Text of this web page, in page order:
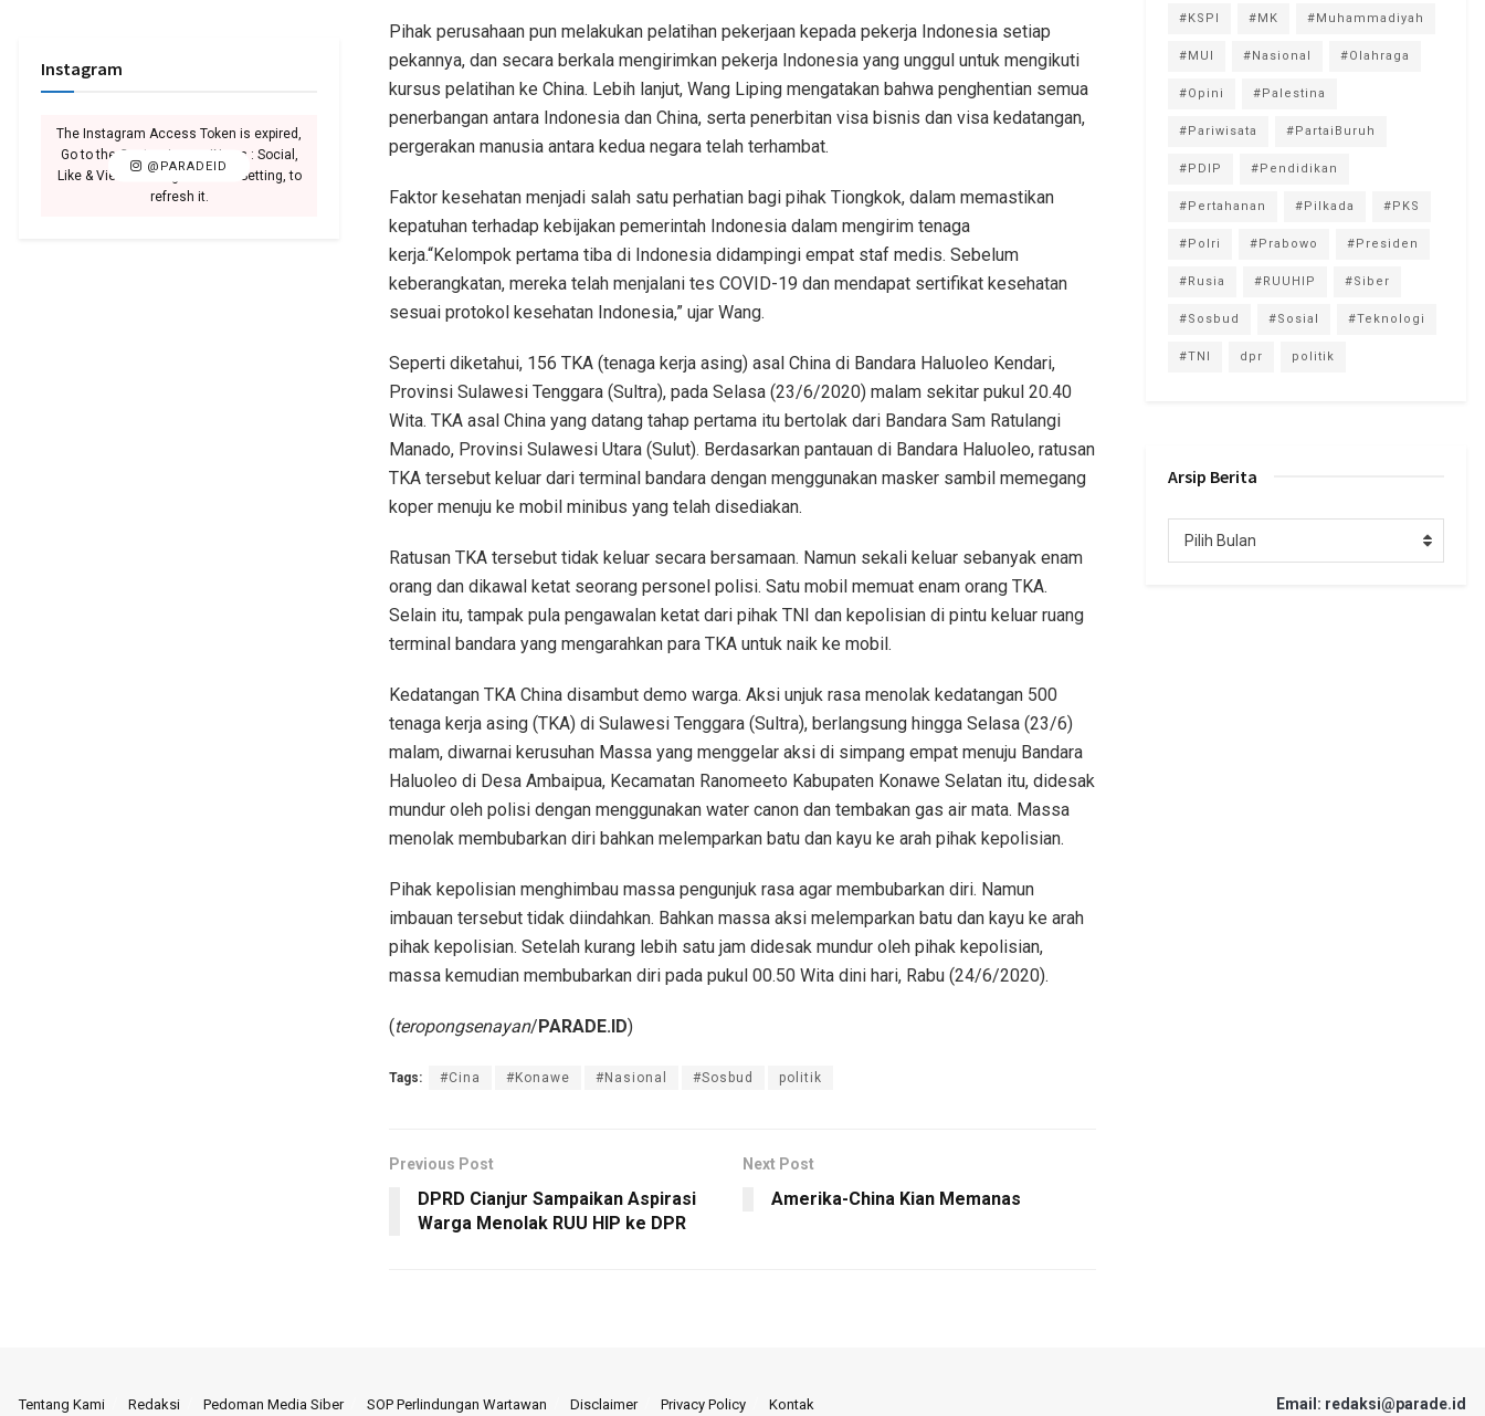
Pihak perusahaan pun melakukan pelatihan pekerjaan kepada pekerja Indonesia setiap
pekannya, dan secara berkala mengirimkan pekerja Indonesia yang unggul untuk mengikuti
kursus pelatihan ke China. Lebih lanjut, Wang Liping mengatakan bahwa penghentian semua
penerbangan antara Indonesia dan China, serta penerbitan visa bisnis dan visa kedatangan,
pergerakan manusia antara kedua negara telah terhambat.
Faktor kesehatan menjadi salah satu perhatian bagi pihak Tiongkok, dalam memastikan
kepatuhan terhadap kebijakan pemerintah Indonesia dalam mengirim tenaga
kerja.“Kelompok pertama tiba di Indonesia didampingi empat staf medis. Sebelum
keberangkatan, mereka telah menjalani tes COVID-19 dan mendapat sertifikat kesehatan
sesuai protokol kesehatan Indonesia,” ujar Wang.
Seperti diketahui, 156 TKA (tenaga kerja asing) asal China di Bandara Haluoleo Kendari,
Provinsi Sulawesi Tenggara (Sultra), pada Selasa (23/6/2020) malam sekitar pukul 20.40
Wita. TKA asal China yang datang tahap pertama itu bertolak dari Bandara Sam Ratulangi
Manado, Provinsi Sulawesi Utara (Sulut). Berdasarkan pantauan di Bandara Haluoleo, ratusan
TKA tersebut keluar dari terminal bandara dengan menggunakan masker sambil memegang
koper menuju ke mobil minibus yang telah disediakan.
Ratusan TKA tersebut tidak keluar secara bersamaan. Namun sekali keluar sebanyak enam
orang dan dikawal ketat seorang personel polisi. Satu mobil memuat enam orang TKA.
Selain itu, tampak pula pengawalan ketat dari pihak TNI dan kepolisian di pintu keluar ruang
terminal bandara yang mengarahkan para TKA untuk naik ke mobil.
Kedatangan TKA China disambut demo warga. Aksi unjuk rasa menolak kedatangan 500
tenaga kerja asing (TKA) di Sulawesi Tenggara (Sultra), berlangsung hingga Selasa (23/6)
malam, diwarnai kerusuhan Massa yang menggelar aksi di simpang empat menuju Bandara
Haluoleo di Desa Ambaipua, Kecamatan Ranomeeto Kabupaten Konawe Selatan itu, didesak
mundur oleh polisi dengan menggunakan water canon dan tembakan gas air mata. Massa
menolak membubarkan diri bahkan melemparkan batu dan kayu ke arah pihak kepolisian.
Pihak kepolisian menghimbau massa pengunjuk rasa agar membubarkan diri. Namun
imbauan tersebut tidak diindahkan. Bahkan massa aksi melemparkan batu dan kayu ke arah
pihak kepolisian. Setelah kurang lebih satu jam didesak mundur oleh pihak kepolisian,
massa kemudian membubarkan diri pada pukul 00.50 Wita dini hari, Rabu (24/6/2020).
(teropongsenayan/PARADE.ID)
Tags: #Cina #Konawe #Nasional #Sosbud politik
Previous Post
DPRD Cianjur Sampaikan Aspirasi
Warga Menolak RUU HIP ke DPR
Next Post
Amerika-China Kian Memanas
Instagram
@PARADEID
The Instagram Access Token is expired,
Go to the Customizer > JNews : Social,
Like & View > Instagram Feed Setting, to
refresh it.
#KSPI #MK #Muhammadiyah
#MUI #Nasional #Olahraga
#Opini #Palestina
#Pariwisata #PartaiBuruh
#PDIP #Pendidikan
#Pertahanan #Pilkada #PKS
#Polri #Prabowo #Presiden
#Rusia #RUUHIP #Siber
#Sosbud #Sosial #Teknologi
#TNI dpr politik
Arsip Berita
Pilih Bulan
Tentang Kami Redaksi Pedoman Media Siber SOP Perlindungan Wartawan Disclaimer Privacy Policy Kontak Email: redaksi@parade.id